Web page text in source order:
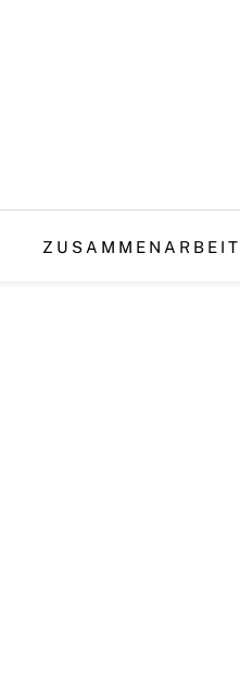
ZUSAMMENARBEIT